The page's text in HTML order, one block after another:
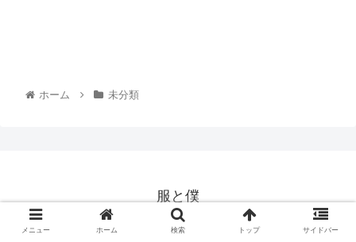
ホーム 未分類
服と僕
© 2019 服と僕.
メニュー ホーム 検索 トップ サイドバー